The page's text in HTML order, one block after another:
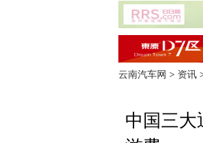
云南汽车网 > 资讯
中国三大